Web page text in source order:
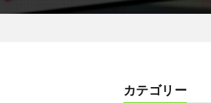
カテゴリー